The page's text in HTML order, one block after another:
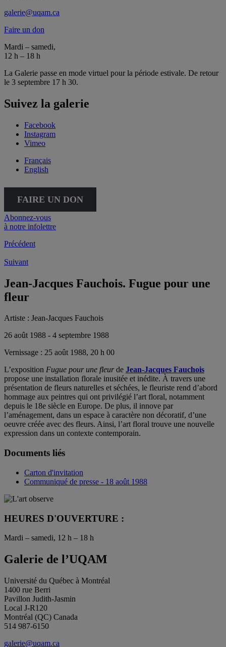
galerie@uqam.ca
Faire un don
Mardi – samedi,
12 h – 18 h
La Galerie passe en mode virtuel pour la période estivale. De retour
le 3 septembre 17 h 30.
Suivez la galerie
Facebook
Instagram
Vimeo
Français
English
FAIRE UN DON
Abonnez-vous
à notre infolettre
Précédent
Suivant
Jean-Jacques Fauchois. Fugue pour une
fleur
Artiste : Jean-Jacques Fauchois
26 août 1988 - 4 septembre 1988
Vernissage : 25 août 1988, 20 h 00
L’exposition Fugue pour une fleurde Jean-Jacques Fauchois
propose une installation florale inusitée et inédite. À travers une
présentation de fleurs naturelles et séchées, le fleuriste rend d’abord
hommage aux peintres qui ont privilégié l’art floral, notamment
depuis le 18e siècle en Europe. De plus, il innove par
l’aménagement, dans un espace à caractère non décoratif, d’une
oeuvre créée avec des fleurs. Ainsi, l’art floral trouve une nouvelle
expression dans un contexte contemporain.
Documents liés
Carton d'invitation
Communiqué de presse - 18 août 1988
HEURES D'OUVERTURE :
Mardi – samedi, 12 h – 18 h
Galerie de l’UQAM
Université du Québec à Montréal
1400 rue Berri
Pavillon Judith-Jasmin
Local J-R120
Montréal (QC) Canada
514 987-6150
galerie@uqam.ca